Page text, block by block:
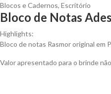
Blocos e Cadernos, Escritório
Bloco de Notas
Highlights:
Bloco de notas Rasmor original em
Valor apresentado para o brinde